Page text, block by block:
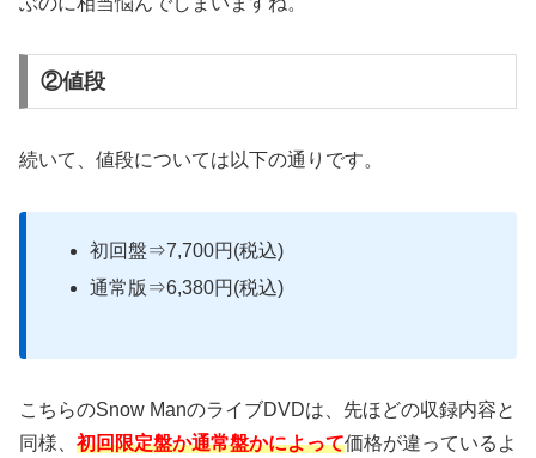
②値段
続いて、値段については以下の通りです。
初回盤⇒7,700円(税込)
通常版⇒6,380円(税込)
こちらのSnow ManのライブDVDは、先ほどの収録内容と
同様、 初回限定盤か通常盤かによって価格が違っているよ